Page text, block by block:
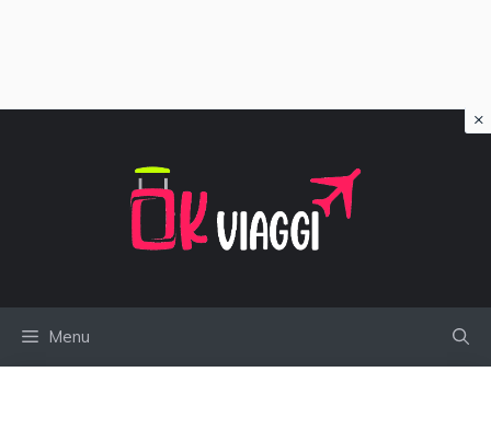
Menu
×